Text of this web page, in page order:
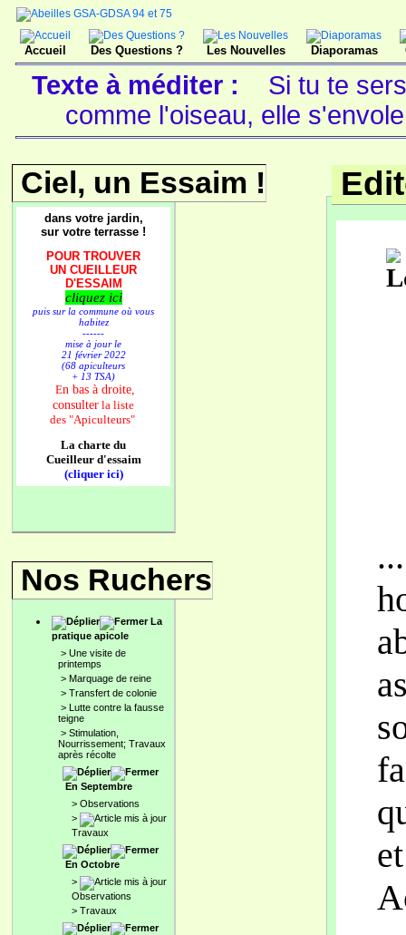
Accueil Des Questions ? Les Nouvelles Diaporamas
Texte à méditer :
Si tu te
comme l'oiseau, elle
Ciel, un Essaim !
dans votre jardin,
sur votre terrasse !
POUR TROUVER
UN CUEILLEUR
D'ESSAIM
cliquez ici
puis sur la commune où vous
habitez
------
mise à jour le
21 février 2022
(68 apiculteurs
+ 13 TSA)
En bas à droite,
consulter la liste
des "Apiculteurs"
La charte du
Cueilleur d'essaim
(cliquer ici)
Nos Ruchers
La
pratique apicole
> Une visite de
printemps
> Marquage de reine
> Transfert de colonie
> Lutte contre la fausse
teigne
> Stimulation,
Nourrissement; Travaux
après récolte
En Septembre
> Observations
>
Travaux
En Octobre
>
Observations
> Travaux